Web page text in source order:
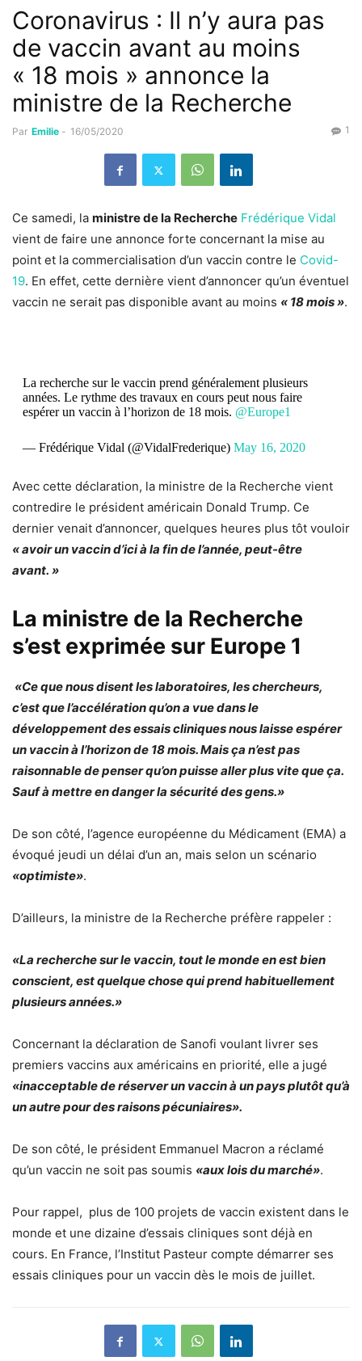
Coronavirus : Il n’y aura pas
de vaccin avant au moins
« 18 mois » annonce la
ministre de la Recherche
Par Emilie - 16/05/2020 1
Ce samedi, la ministre de la Recherche Frédérique Vidal
vient de faire une annonce forte concernant la mise au
point et la commercialisation d’un vaccin contre le Covid-
19. En effet, cette dernière vient d’annoncer qu’un éventuel
vaccin ne serait pas disponible avant au moins « 18 mois ».
La recherche sur le vaccin prend généralement plusieurs
années. Le rythme des travaux en cours peut nous faire
espérer un vaccin à l’horizon de 18 mois. @Europe1
— Frédérique Vidal (@VidalFrederique) May 16, 2020
Avec cette déclaration, la ministre de la Recherche vient
contredire le président américain Donald Trump. Ce
dernier venait d’annoncer, quelques heures plus tôt vouloir
« avoir un vaccin d’ici à la fin de l’année, peut-être
avant. »
La ministre de la Recherche
s’est exprimée sur Europe 1
«Ce que nous disent les laboratoires, les chercheurs,
c’est que l’accélération qu’on a vue dans le
développement des essais cliniques nous laisse espérer
un vaccin à l’horizon de 18 mois. Mais ça n’est pas
raisonnable de penser qu’on puisse aller plus vite que ça.
Sauf à mettre en danger la sécurité des gens.»
De son côté, l’agence européenne du Médicament (EMA) a
évoqué jeudi un délai d’un an, mais selon un scénario
«optimiste».
D’ailleurs, la ministre de la Recherche préfère rappeler :
«La recherche sur le vaccin, tout le monde en est bien
conscient, est quelque chose qui prend habituellement
plusieurs années.»
Concernant la déclaration de Sanofi voulant livrer ses
premiers vaccins aux américains en priorité, elle a jugé
«inacceptable de réserver un vaccin à un pays plutôt qu’à
un autre pour des raisons pécuniaires».
De son côté, le président Emmanuel Macron a réclamé
qu’un vaccin ne soit pas soumis «aux lois du marché».
Pour rappel, plus de 100 projets de vaccin existent dans le
monde et une dizaine d’essais cliniques sont déjà en
cours. En France, l’Institut Pasteur compte démarrer ses
essais cliniques pour un vaccin dès le mois de juillet.